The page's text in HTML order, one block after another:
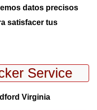
datos precisos
satisfacer tus
Service